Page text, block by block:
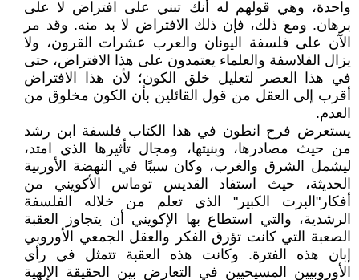
واحدة، وهي قولهم له أنك تبني على افتراض لا على
برهان. ومع ذلك، فإن ذلك الافتراض لا بد منه. وقد مر
الآن على فلسفة اليونان والعرب عشرات القرون، ولا
يزال الفلاسفة والعلماء يعتمدون على هذا الافتراض، حتى
في هذا العصر لتعليل خلق الكون؛ لأن هذا الافتراض
أقرب إلى العقل من قول القائلين بأن الكون مخلوق من
العدم.
يستعرض فرح انطون في هذا الكتاب فلسفة ابن رشد
من حيث مصادرها، وبنيتها، ومجال تأثيرها الذي امتد،
ليشمل الشرق والغرب، وكان سببًا في النهضة الأوربية
الحديثة، حيث استفاد القديس توماس الأكويني من
أفكار"البرت الكبير" الذي تعلم من خلاله الفلسفة
الرشدية، والتي استطاع بها الإكويني أن يتجاوز العقبة
الصعبة التي كانت تؤرق الفكر والعقل الجمعي الأوروبي
إبان هذه الفترة. وكانت هذه العقبة تتمثل في رأي
الأوروبيين المسيحيين في التعارض بين الحقيقة الإلهية